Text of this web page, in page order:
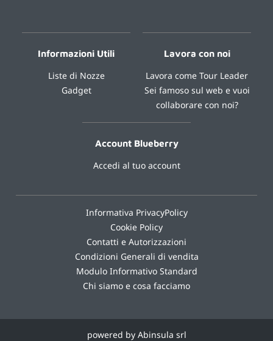
Informazioni Utili
Liste di Nozze
Gadget
Lavora con noi
Lavora come Tour Leader
Sei famoso sul web e vuoi
collaborare con noi?
Account Blueberry
Accedi al tuo account
Informativa PrivacyPolicy
Cookie Policy
Contatti e Autorizzazioni
Condizioni Generali di vendita
Modulo Informativo Standard
Chi siamo e cosa facciamo
powered by Abinsula srl